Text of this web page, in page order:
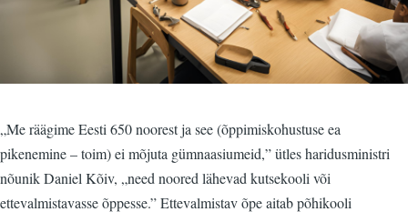
„Me räägime Eesti 650 noorest ja see (õppimiskohustuse ea
pikenemine – toim) ei mõjuta gümnaasiumeid,” ütles haridusministri
nõunik Daniel Kõiv, „need noored lähevad kutsekooli või
ettevalmistavasse õppesse.” Ettevalmistav õpe aitab põhikooli